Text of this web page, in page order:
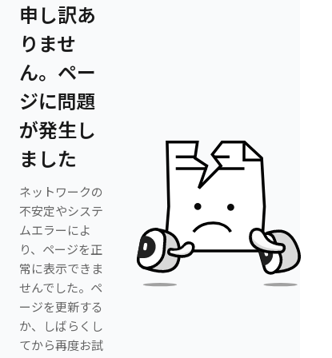
申し訳あ
りませ
ん。ペー
ジに問題
が発生し
ました
ネットワークの
不安定やシステ
ムエラーによ
り、ページを正
常に表示できま
せんでした。ペ
ージを更新する
か、しばらくし
てから再度お試